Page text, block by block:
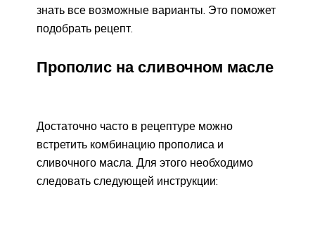
знать все возможные варианты. Это поможет
подобрать рецепт.
Прополис на сливочном масле
Достаточно часто в рецептуре можно
встретить комбинацию прополиса и
сливочного масла. Для этого необходимо
следовать следующей инструкции: